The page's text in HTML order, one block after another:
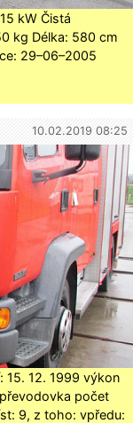
kW Čistá
kg Délka: 580 cm
29–06–2005
10.02.2019 08:25
15. 12. 1999 výkon
počet
9, z toho: vpředu: